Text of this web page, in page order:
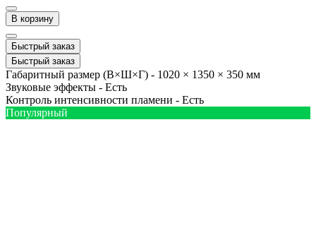
В корзину
Быстрый заказ
Быстрый заказ
Габаритный размер (В×Ш×Г) - 1020 × 1350 × 350 мм
Звуковые эффекты - Есть
Контроль интенсивности пламени - Есть
Популярный